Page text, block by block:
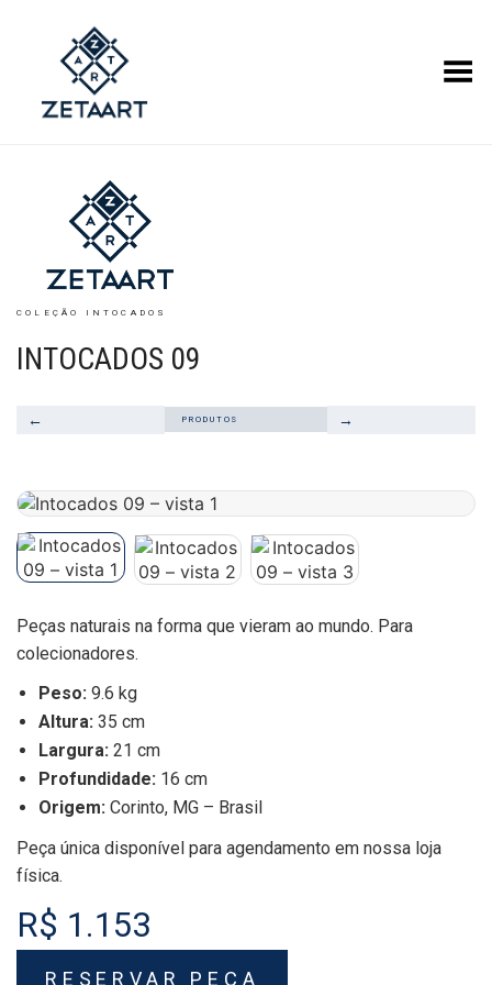
Alternar Menu
COLEÇÃO INTOCADOS
INTOCADOS 09
← PRODUTOS →
Peças naturais na forma que vieram ao mundo. Para
colecionadores.
Peso: 9.6 kg
Altura: 35 cm
Largura: 21 cm
Profundidade: 16 cm
Origem: Corinto, MG – Brasil
Peça única disponível para agendamento em nossa loja
física.
R$ 1.153
RESERVAR PEÇA